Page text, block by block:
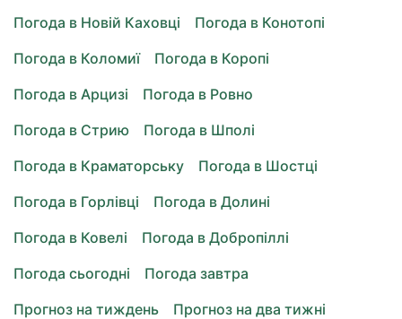
Погода в Новій Каховці
Погода в Конотопі
Погода в Коломиї
Погода в Коропі
Погода в Арцизі
Погода в Ровно
Погода в Стрию
Погода в Шполі
Погода в Краматорську
Погода в Шостці
Погода в Горлівці
Погода в Долині
Погода в Ковелі
Погода в Добропіллі
Погода сьогодні
Погода завтра
Прогноз на тиждень
Прогноз на два тижні